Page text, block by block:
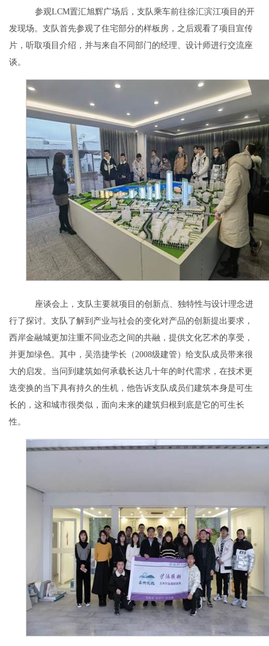
参观LCM置汇旭辉广场后，支队乘车前往徐汇滨江项目的开
发现场。支队首先参观了住宅部分的样板房，之后观看了项目宣传
片，听取项目介绍，并与来自不同部门的经理、设计师进行交流座
谈。
座谈会上，支队主要就项目的创新点、独特性与设计理念进
行了探讨。支队了解到产业与社会的变化对产品的创新提出要求，
西岸金融城更加注重不同业态之间的共融，提供文化艺术的享受，
并更加绿色。其中，吴浩捷学长（2008级建管）给支队成员带来很
大的启发。当问到建筑如何承载长达几十年的时代需求，在技术更
迭变换的当下具有持久的生机，他告诉支队成员们建筑本身是可生
长的，这和城市很类似，面向未来的建筑归根到底是它的可生长
性。